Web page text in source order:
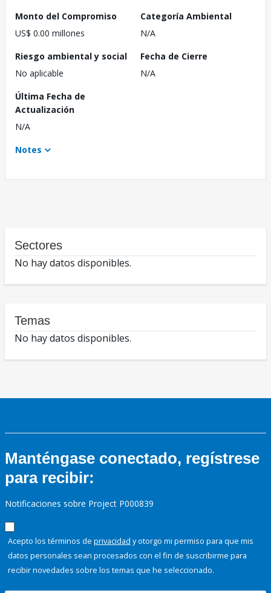
Monto del Compromiso
US$ 0.00 millones
Categoría Ambiental
N/A
Riesgo ambiental y social
No aplicable
Fecha de Cierre
N/A
Última Fecha de
Actualización
N/A
Notes
Sectores
No hay datos disponibles.
Temas
No hay datos disponibles.
Manténgase conectado, regístrese
para recibir:
Notificaciones sobre Project P000839
Acepto los términos de privacidad y otorgo mi permiso para que mis
datos personales sean procesados con el fin de suscribirme para
recibir novedades sobre los temas que he seleccionado.